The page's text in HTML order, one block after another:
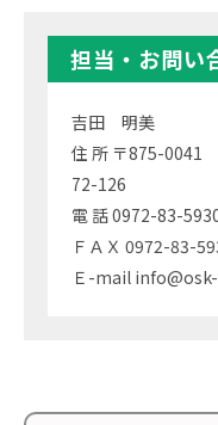
担当・お問い
吉田 明美
住 所 〒875-0041
72-126
電 話 0972-83-
ＦＡＸ 0972-83-
Ｅ-mail